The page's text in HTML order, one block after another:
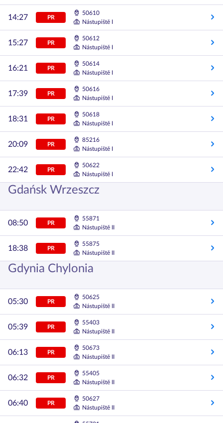
14:27 PR
50610
Nástupiště I
15:27 PR
50612
Nástupiště I
16:21 PR
50614
Nástupiště I
17:39 PR
50616
Nástupiště I
18:31 PR
50618
Nástupiště I
20:09 PR
85216
Nástupiště I
22:42 PR
50622
Nástupiště I
Gdańsk Wrzeszcz
08:50 PR
55871
Nástupiště II
18:38 PR
55875
Nástupiště II
Gdynia Chylonia
05:30 PR
50625
Nástupiště II
05:39 PR
55403
Nástupiště II
06:13 PR
50673
Nástupiště II
06:32 PR
55405
Nástupiště II
06:40 PR
50627
Nástupiště II